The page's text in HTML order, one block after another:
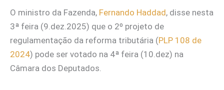
O ministro da Fazenda, Fernando Haddad, disse nesta
3ª feira (9.dez.2025) que o 2º projeto de
regulamentação da reforma tributária (PLP 108 de
2024) pode ser votado na 4ª feira (10.dez) na
Câmara dos Deputados.